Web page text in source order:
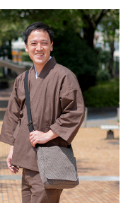
綿生地です。天
軽やかな印象を